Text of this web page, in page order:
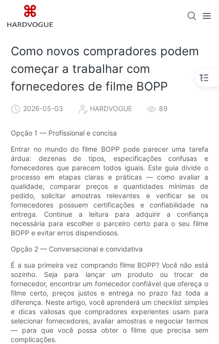
Como novos compradores podem
começar a trabalhar com
fornecedores de filme BOPP
2026-05-03 HARDVOGUE 89
Opção 1 — Profissional e concisa
Entrar no mundo do filme BOPP pode parecer uma tarefa
árdua: dezenas de tipos, especificações confusas e
fornecedores que parecem todos iguais. Este guia divide o
processo em etapas claras e práticas — como avaliar a
qualidade, comparar preços e quantidades mínimas de
pedido, solicitar amostras relevantes e verificar se os
fornecedores possuem certificações e confiabilidade na
entrega. Continue a leitura para adquirir a confiança
necessária para escolher o parceiro certo para o seu filme
BOPP e evitar erros dispendiosos.
Opção 2 — Conversacional e convidativa
É a sua primeira vez comprando filme BOPP? Você não está
sozinho. Seja para lançar um produto ou trocar de
fornecedor, encontrar um fornecedor confiável que ofereça o
filme certo, preços justos e entrega no prazo faz toda a
diferença. Neste artigo, você aprenderá um checklist simples
e dicas valiosas que compradores experientes usam para
selecionar fornecedores, avaliar amostras e negociar termos
— para que você possa obter o filme que precisa sem
complicações.